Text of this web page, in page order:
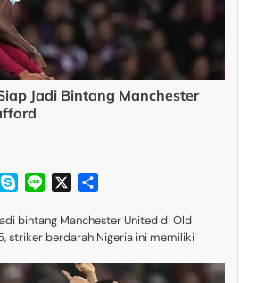
Jadi Bintang Manchester
TelegramSkypeLine
bintang Manchester United di Old
striker berdarah Nigeria ini memiliki